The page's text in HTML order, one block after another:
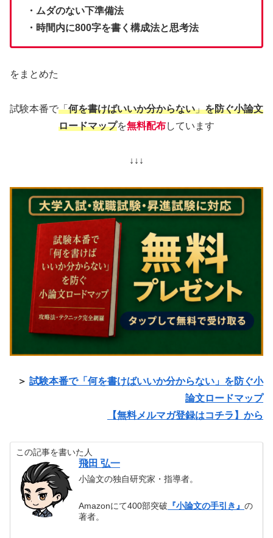
・ムダのない下準備法
・時間内に800字を書く構成法と思考法
をまとめた
試験本番で「何を書けばいいか分からない」を防ぐ小論文
ロードマップを無料配布しています
↓↓↓
＞ 試験本番で「何を書けばいいか分からない」を防ぐ小
論文ロードマップ
【無料メルマガ登録はコチラ】から
この記事を書いた人
飛田 弘一
小論文の独自研究家・指導者。
Amazonにて400部突破 『小論文の手引き』の
著者。